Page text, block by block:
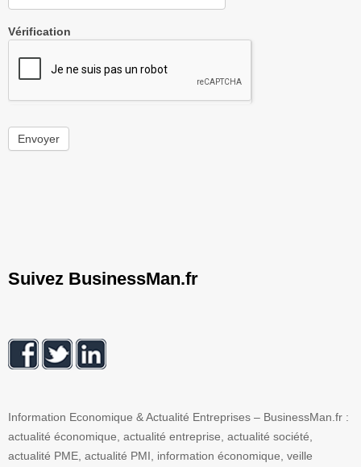
Vérification
Envoyer
Suivez BusinessMan.fr
Information Economique & Actualité Entreprises – BusinessMan.fr :
actualité économique, actualité entreprise, actualité société,
actualité PME, actualité PMI, information économique, veille